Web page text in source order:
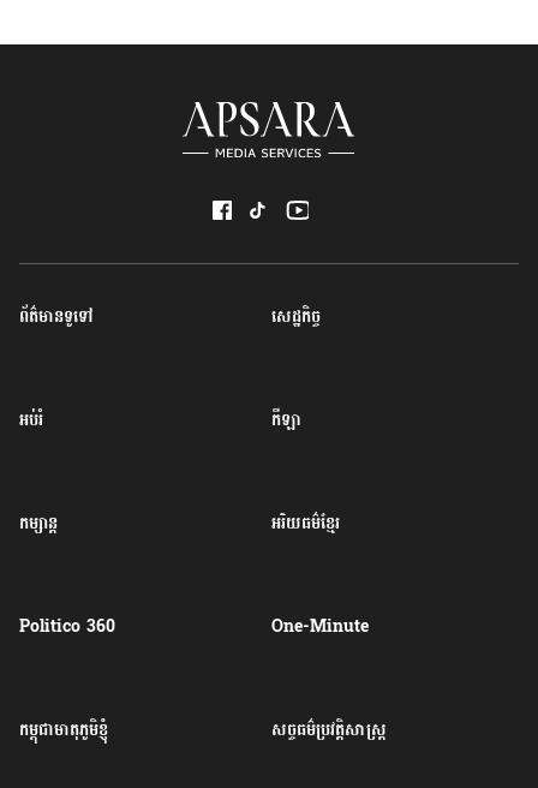
ព័ត៌មានទូទៅ សេដ្ឋកិច្ច
អប់រំ កីឡា
កម្សាន្ត អរិយធម៌ខ្មែរ
Politico 360 One-Minute
កម្ពុជាមាតុភូមិខ្ញុំ សច្ចធម៌ប្រវត្តិសាស្ត្រ